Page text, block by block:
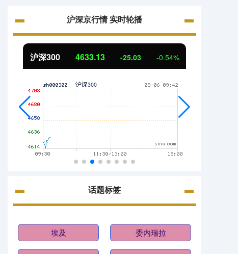
沪深京行情 实时轮播
北证50 1119.63 0.17 0.01%
话题标签
埃及 委内瑞拉